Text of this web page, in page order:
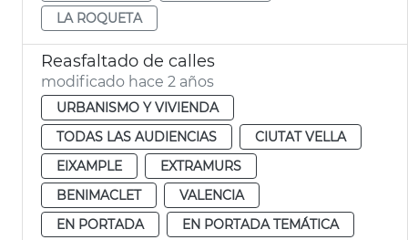
LA ROQUETA
Reasfaltado de calles
modificado hace 2 años
URBANISMO Y VIVIENDA
TODAS LAS AUDIENCIAS
CIUTAT VELLA
EIXAMPLE
EXTRAMURS
BENIMACLET
VALENCIA
EN PORTADA
EN PORTADA TEMÁTICA